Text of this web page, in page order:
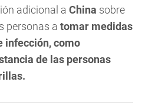
adicional a China sobre
personas a tomar medidas
infección, como
de las personas